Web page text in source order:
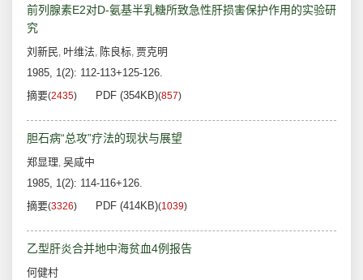
前列腺素E2对D-氨基半乳糖所致急性肝损害保护作用的实验研
究
刘新民, 叶维法, 陈良标, 贾克明
1985, 1(2): 112-113+125-126.
摘要(2435) PDF (354KB)(857)
胆石病“总攻”疗法的现状与展望
郑显理, 吴咸中
1985, 1(2): 114-116+126.
摘要(3326) PDF (414KB)(1039)
乙型肝炎合并地中海贫血4例报告
何健村